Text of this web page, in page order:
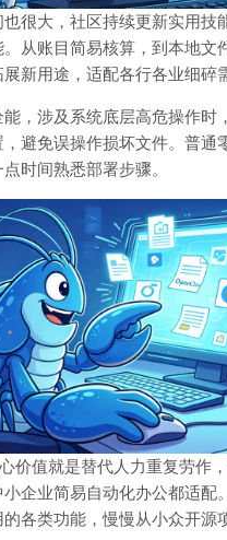
很大，社区持续更新实用技
从账目简易核算，到本地文
新用途，适配各行各业细碎
能，涉及系统底层高危操作时
避免误操作损坏文件。普通
时间熟悉部署步骤。
价值就是替代人力重复劳作
企业简易自动化办公都适配
各类功能，慢慢从小众开源